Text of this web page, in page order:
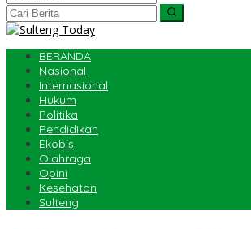
BERANDA
Nasional
Internasional
Hukum
Politika
Pendidikan
Ekobis
Olahraga
Opini
Kesehatan
Sulteng